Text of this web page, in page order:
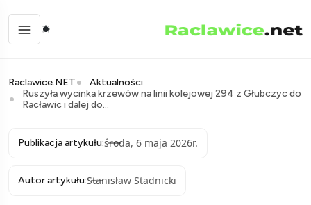
Raclawice.NET
Aktualności
Ruszyła wycinka krzewów na linii kolejowej 294 z Głubczyc do
Racławic i dalej do...
Publikacja artykułu:środa, 6 maja 2026r.
Autor artykułu:Stanisław Stadnicki